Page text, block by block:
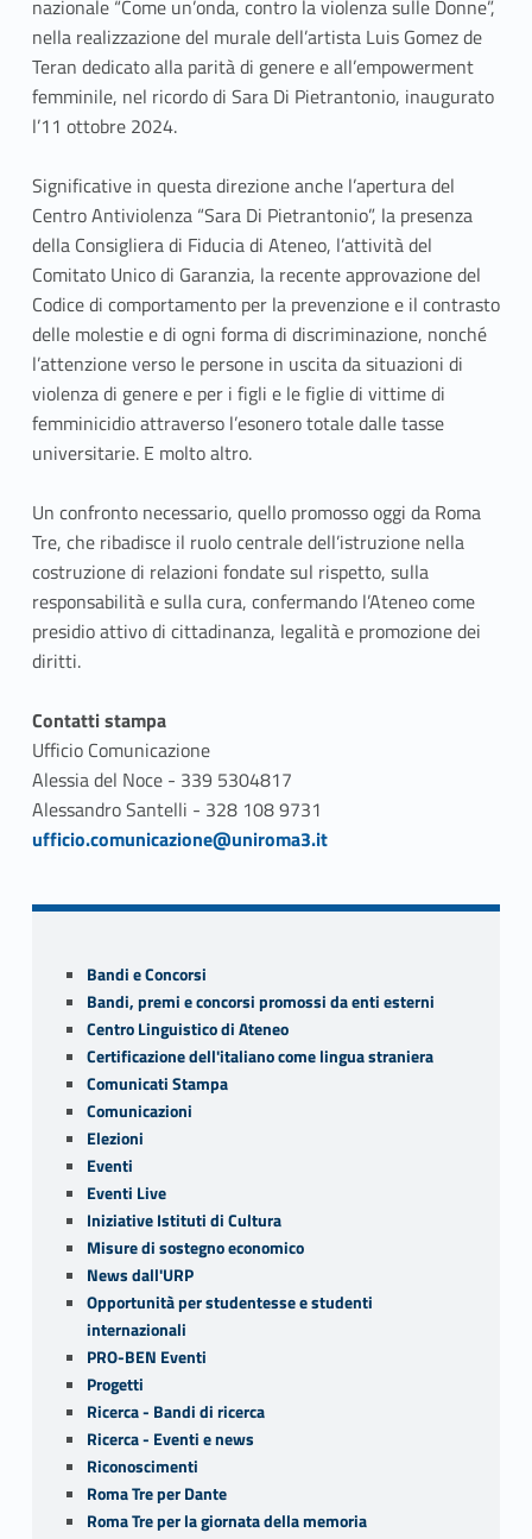
nazionale “Come un’onda, contro la violenza sulle Donne”,
nella realizzazione del murale dell’artista Luis Gomez de
Teran dedicato alla parità di genere e all’empowerment
femminile, nel ricordo di Sara Di Pietrantonio, inaugurato
l’11 ottobre 2024.
Significative in questa direzione anche l’apertura del
Centro Antiviolenza “Sara Di Pietrantonio”, la presenza
della Consigliera di Fiducia di Ateneo, l’attività del
Comitato Unico di Garanzia, la recente approvazione del
Codice di comportamento per la prevenzione e il contrasto
delle molestie e di ogni forma di discriminazione, nonché
l’attenzione verso le persone in uscita da situazioni di
violenza di genere e per i figli e le figlie di vittime di
femminicidio attraverso l’esonero totale dalle tasse
universitarie. E molto altro.
Un confronto necessario, quello promosso oggi da Roma
Tre, che ribadisce il ruolo centrale dell’istruzione nella
costruzione di relazioni fondate sul rispetto, sulla
responsabilità e sulla cura, confermando l’Ateneo come
presidio attivo di cittadinanza, legalità e promozione dei
diritti.
Contatti stampa
Ufficio Comunicazione
Alessia del Noce - 339 5304817
Alessandro Santelli - 328 108 9731
ufficio.comunicazione@uniroma3.it
Sidebar
Bandi e Concorsi
Bandi, premi e concorsi promossi da enti esterni
Centro Linguistico di Ateneo
Certificazione dell'italiano come lingua straniera
Comunicati Stampa
Comunicazioni
Elezioni
Eventi
Eventi Live
Iniziative Istituti di Cultura
Misure di sostegno economico
News dall'URP
Opportunità per studentesse e studenti
internazionali
PRO-BEN Eventi
Progetti
Ricerca - Bandi di ricerca
Ricerca - Eventi e news
Riconoscimenti
Roma Tre per Dante
Roma Tre per la giornata della memoria